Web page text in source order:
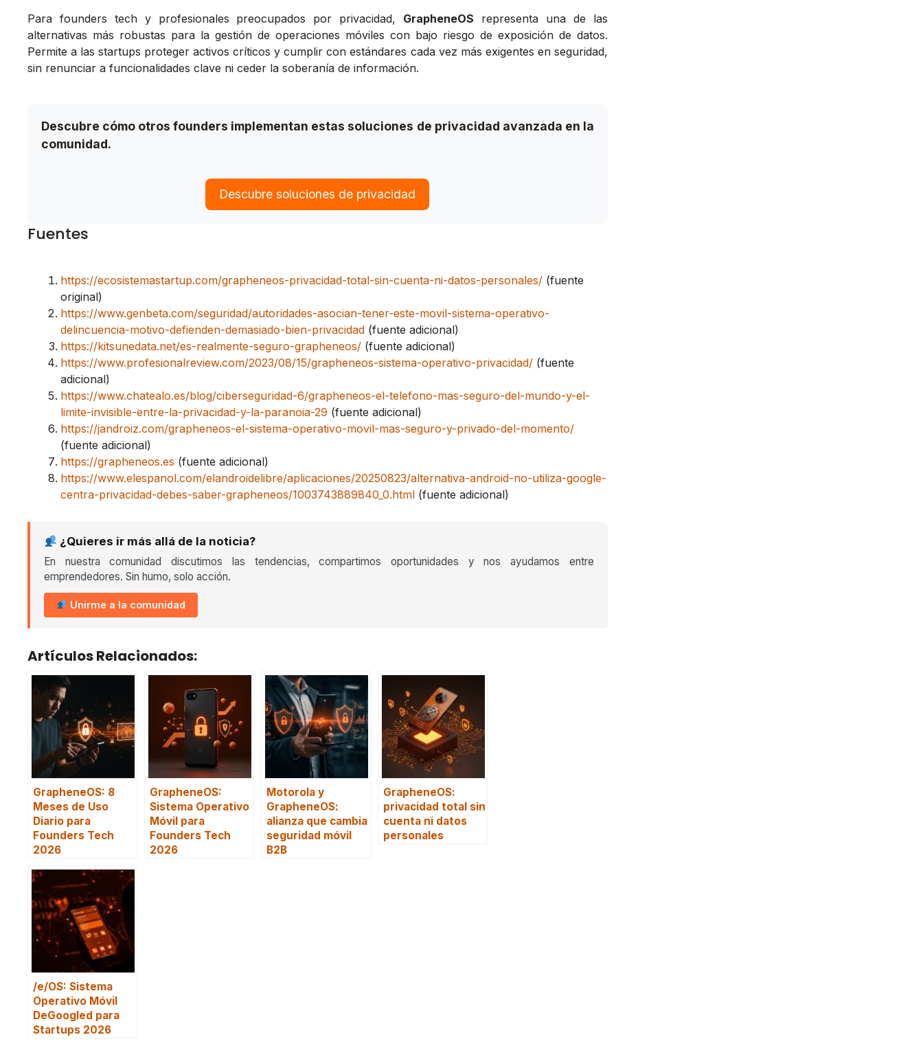
Para founders tech y profesionales preocupados por privacidad, GrapheneOS representa una de las
alternativas más robustas para la gestión de operaciones móviles con bajo riesgo de exposición de datos.
Permite a las startups proteger activos críticos y cumplir con estándares cada vez más exigentes en seguridad,
sin renunciar a funcionalidades clave ni ceder la soberanía de información.
Descubre cómo otros founders implementan estas soluciones de privacidad avanzada en la
comunidad.
Descubre soluciones de privacidad
Fuentes
https://ecosistemastartup.com/grapheneos-privacidad-total-sin-cuenta-ni-datos-personales/ (fuente
original)
https://www.genbeta.com/seguridad/autoridades-asocian-tener-este-movil-sistema-operativo-
delincuencia-motivo-defienden-demasiado-bien-privacidad (fuente adicional)
https://kitsunedata.net/es-realmente-seguro-grapheneos/ (fuente adicional)
https://www.profesionalreview.com/2023/08/15/grapheneos-sistema-operativo-privacidad/ (fuente
adicional)
https://www.chatealo.es/blog/ciberseguridad-6/grapheneos-el-telefono-mas-seguro-del-mundo-y-el-
limite-invisible-entre-la-privacidad-y-la-paranoia-29 (fuente adicional)
https://jandroiz.com/grapheneos-el-sistema-operativo-movil-mas-seguro-y-privado-del-momento/
(fuente adicional)
https://grapheneos.es (fuente adicional)
https://www.elespanol.com/elandroidelibre/aplicaciones/20250823/alternativa-android-no-utiliza-google-
centra-privacidad-debes-saber-grapheneos/1003743889840_0.html (fuente adicional)
¿Quieres ir más allá de la noticia?
En nuestra comunidad discutimos las tendencias, compartimos oportunidades y nos ayudamos entre
emprendedores. Sin humo, solo acción.
Unirme a la comunidad
Artículos Relacionados:
GrapheneOS: 8
Meses de Uso
Diario para
Founders Tech
2026
GrapheneOS:
Sistema Operativo
Móvil para
Founders Tech
2026
Motorola y
GrapheneOS:
alianza que cambia
seguridad móvil
B2B
GrapheneOS:
privacidad total sin
cuenta ni datos
personales
/e/OS: Sistema
Operativo Móvil
DeGoogled para
Startups 2026